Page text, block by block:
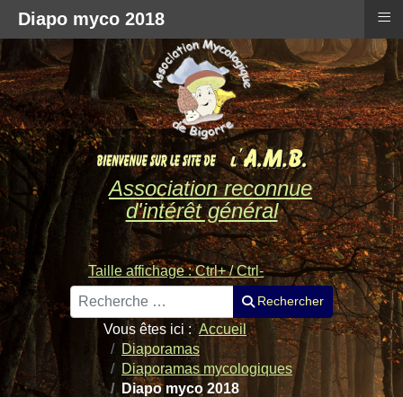
Association reconnue
d'intérêt général
Taille affichage : Ctrl+ / Ctrl-
Rechercher
Rechercher
Vous êtes ici :Accueil
Diaporamas
Diaporamas mycologiques
Diapo myco 2018
Diapo myco 2018 ≡